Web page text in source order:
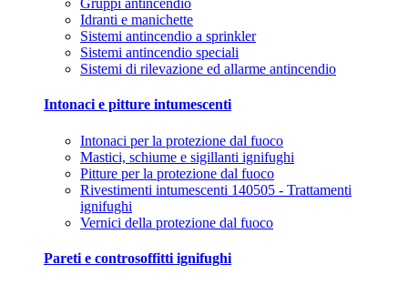
Gruppi antincendio
Idranti e manichette
Sistemi antincendio a sprinkler
Sistemi antincendio speciali
Sistemi di rilevazione ed allarme antincendio
Intonaci e pitture intumescenti
Intonaci per la protezione dal fuoco
Mastici, schiume e sigillanti ignifughi
Pitture per la protezione dal fuoco
Rivestimenti intumescenti 140505 - Trattamenti
ignifughi
Vernici della protezione dal fuoco
Pareti e controsoffitti ignifughi